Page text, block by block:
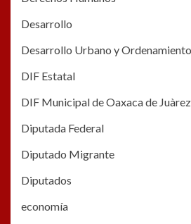
Desarrollo
Desarrollo Urbano y
DIF Estatal
DIF Municipal de Oaxaca de Juàrez
Diputada Federal
Diputado Migrante
Diputados
economía